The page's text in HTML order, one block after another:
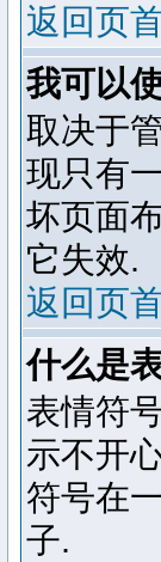
返回页
我可以
取决于
现只有
坏页面
它失效.
返回页
什么是
表情符
示不开
符号在
子.